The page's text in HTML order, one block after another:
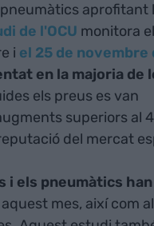
aprofitant
de l'OCU monitora
i el 25 de novembre
en la majoria de
els preus es van
superiors al
del mercat
i els pneumàtics
mes, així com